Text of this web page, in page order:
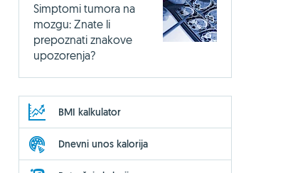
Simptomi tumora na
mozgu: Znate li
prepoznati znakove
upozorenja?
BMI kalkulator
Dnevni unos kalorija